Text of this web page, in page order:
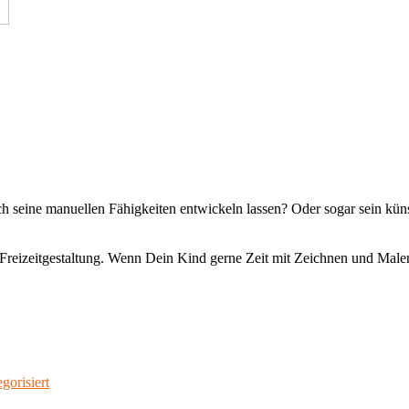
manuellen Fähigkeiten entwickeln lassen? Oder sogar sein
Wenn Dein Kind gerne Zeit mit Zeichnen und